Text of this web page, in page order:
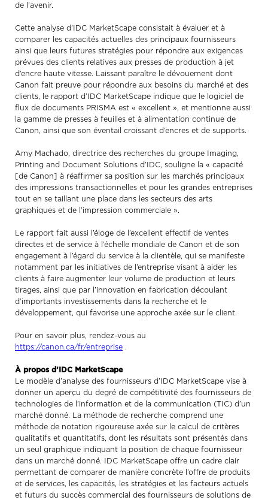
de l’avenir.
Cette analyse d’IDC MarketScape consistait à évaluer et à
comparer les capacités actuelles des principaux fournisseurs
ainsi que leurs futures stratégies pour répondre aux exigences
prévues des clients relatives aux presses de production à jet
d’encre haute vitesse. Laissant paraître le dévouement dont
Canon fait preuve pour répondre aux besoins du marché et des
clients, le rapport d’IDC MarketScape indique que le logiciel de
flux de documents PRISMA est « excellent », et mentionne aussi
la gamme de presses à feuilles et à alimentation continue de
Canon, ainsi que son éventail croissant d’encres et de supports.
Amy Machado, directrice des recherches du groupe Imaging,
Printing and Document Solutions d’IDC, souligne la « capacité
[de Canon] à réaffirmer sa position sur les marchés principaux
des impressions transactionnelles et pour les grandes entreprises
tout en se taillant une place dans les secteurs des arts
graphiques et de l’impression commerciale ».
Le rapport fait aussi l’éloge de l’excellent effectif de ventes
directes et de service à l’échelle mondiale de Canon et de son
engagement à l’égard du service à la clientèle, qui se manifeste
notamment par les initiatives de l’entreprise visant à aider les
clients à faire augmenter leur volume de production et leurs
tirages, ainsi que par l’innovation en fabrication découlant
d’importants investissements dans la recherche et le
développement, qui favorise une approche axée sur le client.
Pour en savoir plus, rendez-vous au
https://canon.ca/fr/entreprise .
À propos d’IDC MarketScape
Le modèle d’analyse des fournisseurs d’IDC MarketScape vise à
donner un aperçu du degré de compétitivité des fournisseurs de
technologies de l’information et de la communication (TIC) d’un
marché donné. La méthode de recherche comprend une
méthode de notation rigoureuse axée sur le calcul de critères
qualitatifs et quantitatifs, dont les résultats sont présentés dans
un seul graphique indiquant la position de chaque fournisseur
dans un marché donné. IDC MarketScape offre un cadre clair
permettant de comparer de manière concrète l’offre de produits
et de services, les capacités, les stratégies et les facteurs actuels
et futurs du succès commercial des fournisseurs de solutions de